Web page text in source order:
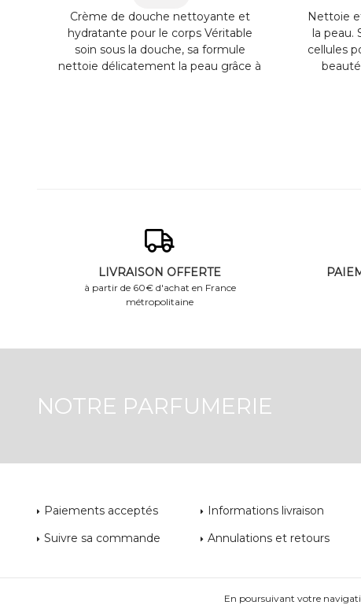
Crème de douche nettoyante et
hydratante pour le corps Véritable
soin sous la douche, sa formule
nettoie délicatement la peau grâce à
Nettoie
la peau.
cellules
LIVRAISON OFFERTE
à partir de 60€ d'achat en France
métropolitaine
NOTRE PARFUMERIE
Paiements acceptés
Informations livraison
Suivre sa commande
Annulations et retours
En poursuivant votre